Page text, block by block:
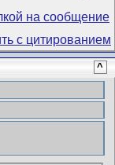
^